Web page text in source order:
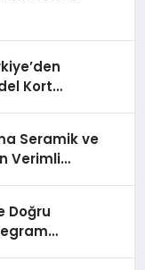
Kort
Seramik ve
Verimli
Doğru